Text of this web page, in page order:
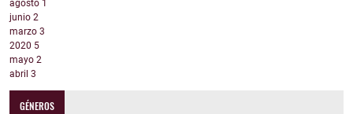
agosto 1
junio 2
marzo 3
2020 5
mayo 2
abril 3
GÉNEROS